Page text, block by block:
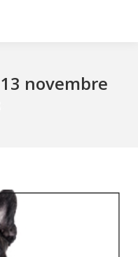
13 novembre